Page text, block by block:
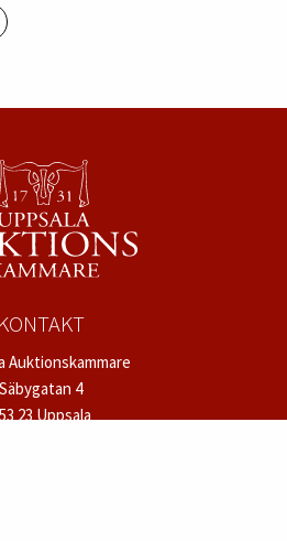
KONTAKT
Auktionskammare
Säbygatan 4
23 Uppsala